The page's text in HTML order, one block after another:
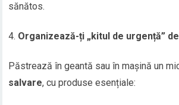
sănătos.
Organizează-ți „kitul de urgență”
Păstrează în geantă sau în mașină un
salvare, cu produse esențiale: